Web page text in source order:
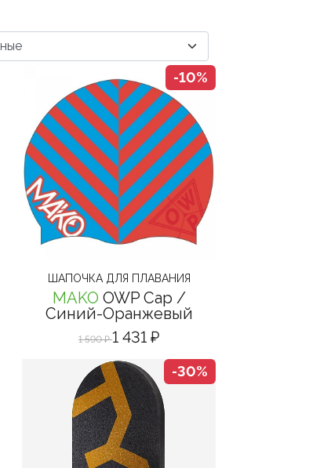
-10%
ШАПОЧКА ДЛЯ ПЛАВАНИЯ
MAKO OWP Cap /
Синий-Оранжевый
1 590 ₽1 431 ₽
-30%